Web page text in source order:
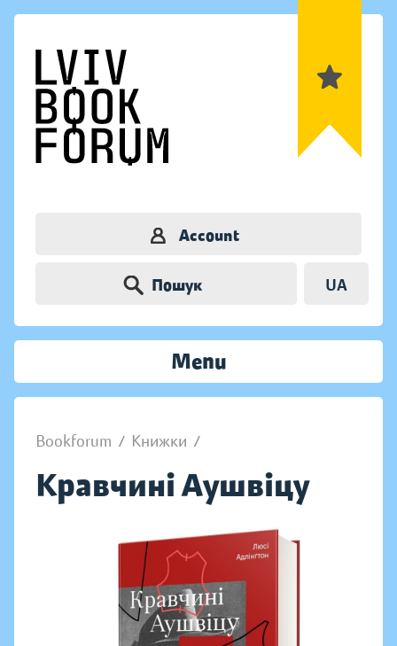
Account
Пошук UA
Menu
Bookforum / Книжки /
Кравчині Аушвіцу